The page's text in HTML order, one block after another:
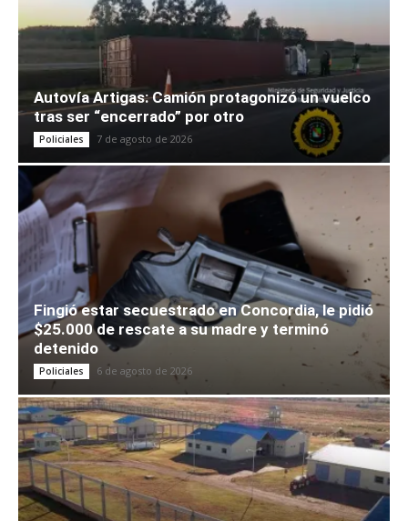
Autovía Artigas: Camión protagonizó un vuelco
tras ser “encerrado” por otro
Policiales 7 de agosto de 2026
Fingió estar secuestrado en Concordia, le pidió
$25.000 de rescate a su madre y terminó
detenido
Policiales 6 de agosto de 2026